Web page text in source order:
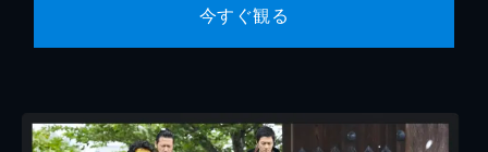
今すぐ観る